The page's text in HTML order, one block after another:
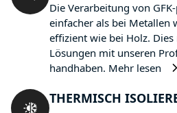
Die Verarbeitung von
einfacher als bei Metallen
effizient wie bei Holz. Dies
Lösungen mit unseren
handhaben. Mehr lesen
THERMISCH